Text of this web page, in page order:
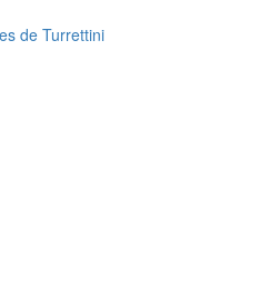
de Turrettini